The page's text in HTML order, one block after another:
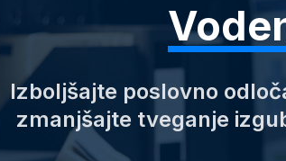
Izboljšajte poslovno
zmanjšajte tveganje